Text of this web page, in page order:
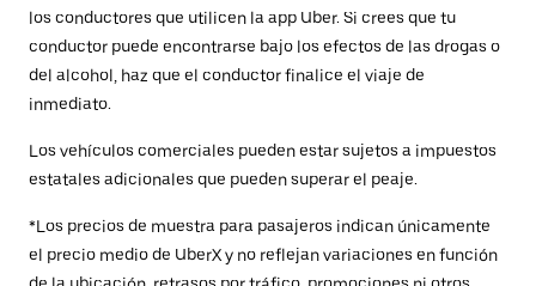
los conductores que utilicen la app Uber. Si crees que tu
conductor puede encontrarse bajo los efectos de las drogas o
del alcohol, haz que el conductor finalice el viaje de
inmediato.
Los vehículos comerciales pueden estar sujetos a impuestos
estatales adicionales que pueden superar el peaje.
*Los precios de muestra para pasajeros indican únicamente
el precio medio de UberX y no reflejan variaciones en función